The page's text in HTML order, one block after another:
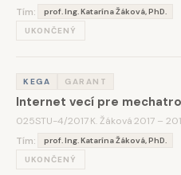
Tím:
prof. Ing. Katarína Žáková, PhD.
UKONČENÝ
KEGA GARANT
Internet vecí pre
025STU-4/2017K. Žáková2017 –
Tím:
prof. Ing. Katarína Žáková, PhD.
UKONČENÝ